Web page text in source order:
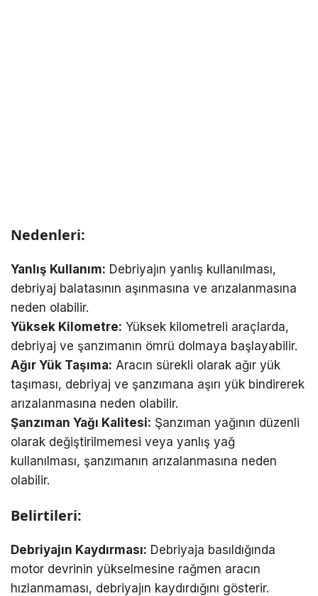
Nedenleri:
Yanlış Kullanım: Debriyajın yanlış kullanılması,
debriyaj balatasının aşınmasına ve arızalanmasına
neden olabilir.
Yüksek Kilometre: Yüksek kilometreli araçlarda,
debriyaj ve şanzımanın ömrü dolmaya başlayabilir.
Ağır Yük Taşıma: Aracın sürekli olarak ağır yük
taşıması, debriyaj ve şanzımana aşırı yük bindirerek
arızalanmasına neden olabilir.
Şanzıman Yağı Kalitesi: Şanzıman yağının düzenli
olarak değiştirilmemesi veya yanlış yağ
kullanılması, şanzımanın arızalanmasına neden
olabilir.
Belirtileri:
Debriyajın Kaydırması: Debriyaja basıldığında
motor devrinin yükselmesine rağmen aracın
hızlanmaması, debriyajın kaydırdığını gösterir.